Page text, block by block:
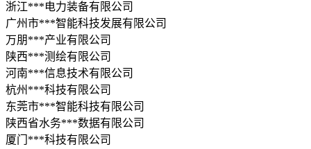
浙江***电力装备有限公司
广州市***智能科技发展有限公司
万朋***产业有限公司
陕西***测绘有限公司
河南***信息技术有限公司
杭州***科技有限公司
东莞市***智能科技有限公司
陕西省水务***数据有限公司
厦门***科技有限公司